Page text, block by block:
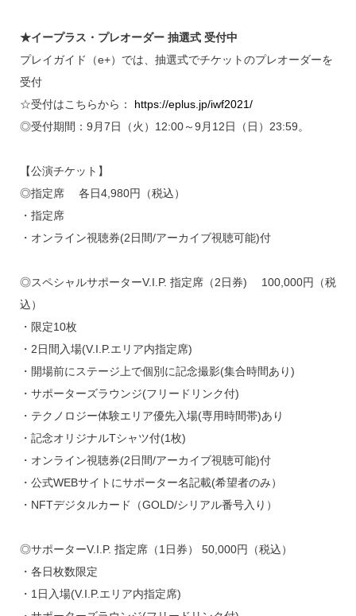
★イープラス・プレオーダー 抽選式 受付中
プレイガイド（e+）では、抽選式でチケットのプレオーダーを
受付
☆受付はこちらから： https://eplus.jp/iwf2021/
◎受付期間：9月7日（火）12:00～9月12日（日）23:59。
【公演チケット】
◎指定席 各日4,980円（税込）
・指定席
・オンライン視聴券(2日間/アーカイブ視聴可能)付
◎スペシャルサポーターV.I.P. 指定席（2日券) 100,000円（税
込）
・限定10枚
・2日間入場(V.I.P.エリア内指定席)
・開場前にステージ上で個別に記念撮影(集合時間あり)
・サポーターズラウンジ(フリードリンク付)
・テクノロジー体験エリア優先入場(専用時間帯)あり
・記念オリジナルTシャツ付(1枚)
・オンライン視聴券(2日間/アーカイブ視聴可能)付
・公式WEBサイトにサポーター名記載(希望者のみ）
・NFTデジタルカード（GOLD/シリアル番号入り）
◎サポーターV.I.P. 指定席（1日券） 50,000円（税込）
・各日枚数限定
・1日入場(V.I.P.エリア内指定席)